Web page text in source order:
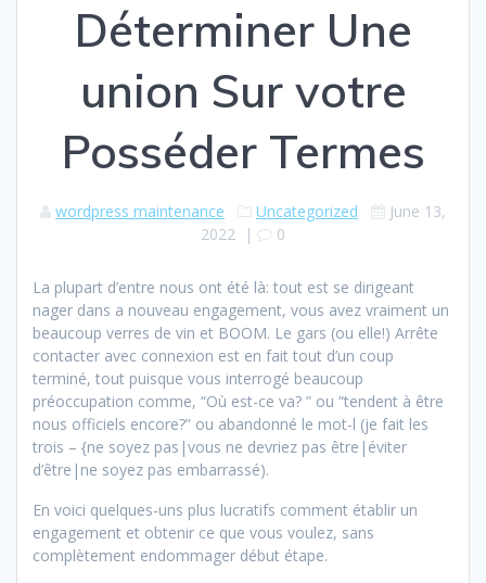
Déterminer Une
union Sur votre
Posséder Termes
wordpress maintenance Uncategorized
June 13,
2022 | 0
La plupart d’entre nous ont été là: tout est se dirigeant
nager dans a nouveau engagement, vous avez vraiment un
beaucoup verres de vin et BOOM. Le gars (ou elle!) Arrête
contacter avec connexion est en fait tout d’un coup
terminé, tout puisque vous interrogé beaucoup
préoccupation comme, “Où est-ce va? ” ou “tendent à être
nous officiels encore?” ou abandonné le mot-l (je fait les
trois – {ne soyez pas|vous ne devriez pas être|éviter
d’être|ne soyez pas embarrassé).
En voici quelques-uns plus lucratifs comment établir un
engagement et obtenir ce que vous voulez, sans
complètement endommager début étape.